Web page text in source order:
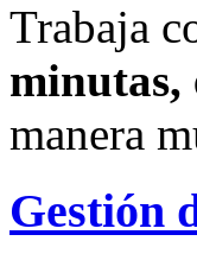
Trabaja
minutas,
manera
Gestión